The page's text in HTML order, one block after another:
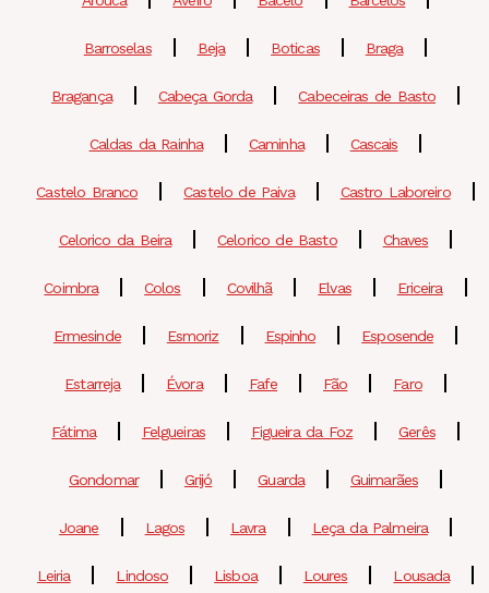
Barroselas Beja Boticas Braga
Bragança Cabeça Gorda Cabeceiras de Basto
Caldas da Rainha Caminha Cascais
Castelo Branco Castelo de Paiva Castro Laboreiro
Celorico da Beira Celorico de Basto Chaves
Coimbra Colos Covilhã Elvas Ericeira
Ermesinde Esmoriz Espinho Esposende
Estarreja Évora Fafe Fão Faro
Fátima Felgueiras Figueira da Foz Gerês
Gondomar Grijó Guarda Guimarães
Joane Lagos Lavra Leça da Palmeira
Leiria Lindoso Lisboa Loures Lousada